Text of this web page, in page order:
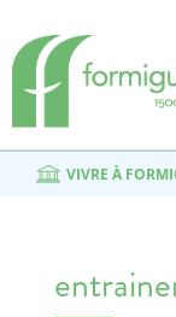
VIVRE À